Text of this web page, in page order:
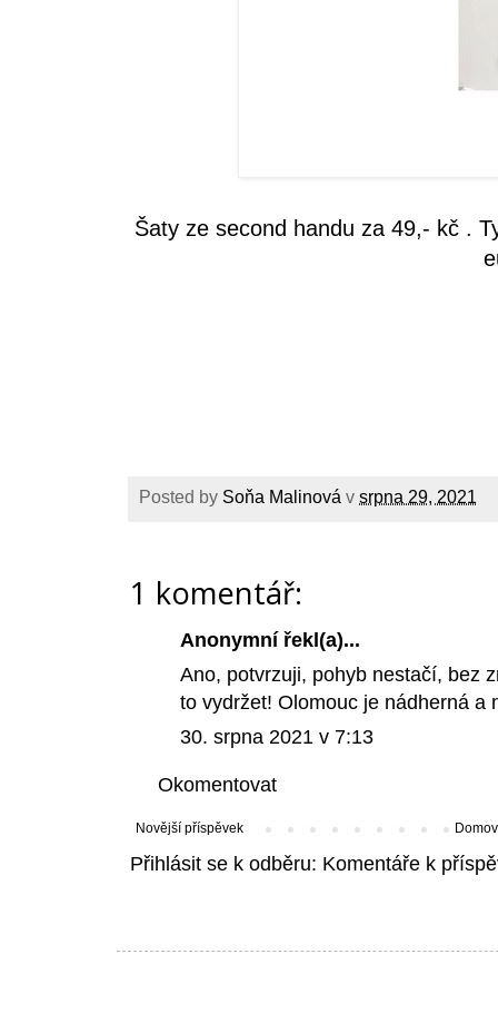
Šaty ze second handu za 49,- kč .
Posted by Soňa Malinová v srpna 29, 2021
1 komentář:
Anonymní řekl(a)...
Ano, potvrzuji, pohyb nestačí, bez
to vydržet! Olomouc je nádherná a
30. srpna 2021 v 7:13
Okomentovat
Novější příspěvek
Přihlásit se k odběru: Komentáře k